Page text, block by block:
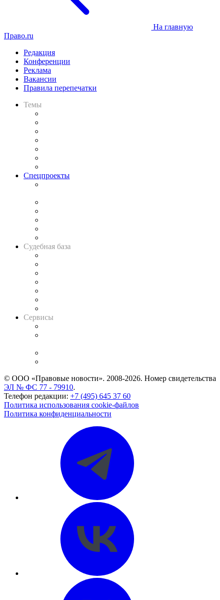
На главную
Право.ru
Редакция
Конференции
Реклама
Вакансии
Правила перепечатки
Темы
Спецпроекты
Судебная база
Сервисы
© ООО «Правовые новости». 2008-2026. Номер свидетельства
ЭЛ № ФС 77 - 79910.
Телефон редакции: +7 (495) 645 37 60
Политика использования cookie-файлов
Политика конфиденциальности